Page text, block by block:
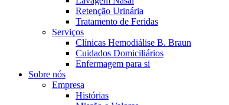
Retenção Urinária
Tratamento de Feridas
Serviços
Clínicas Hemodiálise B. Braun
Cuidados Domiciliários
Enfermagem para si
Sobre nós
Empresa
Histórias